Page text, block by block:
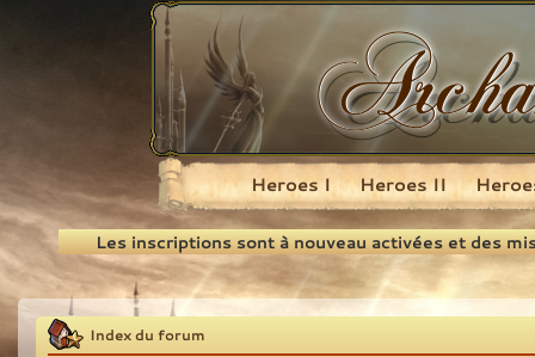
Recherche
Heroes I Heroes II
Les inscriptions sont à nouveau activées et des
Index du forum